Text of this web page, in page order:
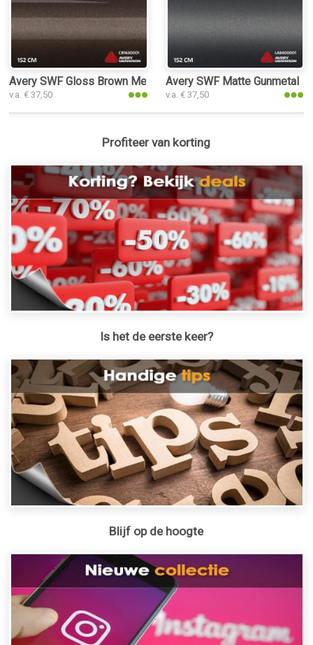
Avery SWF Gloss Brown Metallic interieurfolie
v.a. € 37,50
Avery SWF Matte Gunmetal
v.a. € 37,50
Profiteer van korting
Is het de eerste keer?
Blijf op de hoogte